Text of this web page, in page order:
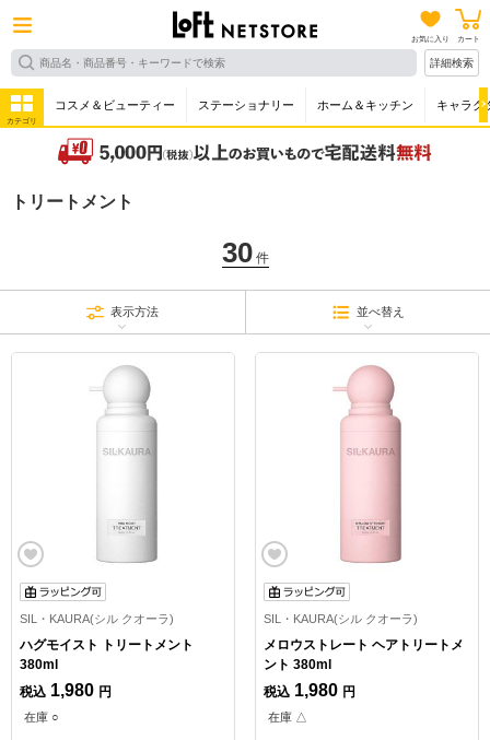
お気に入り カート
詳細検索
カテゴリ
コスメ＆ビューティー ステーショナリー ホーム＆キッチン キャラク
トリートメント
30件
表示方法 並べ替え
SIL・KAURA(シル クオーラ)
ハグモイスト トリートメント
380ml
税込 1,980 円
在庫 ○
SIL・KAURA(シル クオーラ)
メロウストレート ヘアトリートメ
ント 380ml
税込 1,980 円
在庫 △